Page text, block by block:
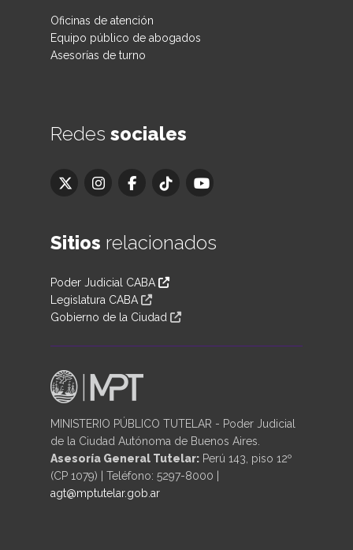
Oficinas de atención
Equipo público de abogados
Asesorías de turno
Redes sociales
Sitios relacionados
Poder Judicial CABA
Legislatura CABA
Gobierno de la Ciudad
MINISTERIO PÚBLICO TUTELAR - Poder Judicial
de la Ciudad Autónoma de Buenos Aires.
Asesoría General Tutelar: Perú 143, piso 12º
(CP 1079) | Teléfono: 5297-8000 |
agt@mptutelar.gob.ar